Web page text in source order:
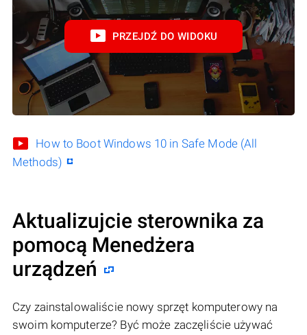
PRZEJDŹ DO WIDOKU
How to Boot Windows 10 in Safe Mode (All
Methods)
Aktualizujcie sterownika za
pomocą Menedżera
urządzeń
Czy zainstalowaliście nowy sprzęt komputerowy na
swoim komputerze? Być może zaczęliście używać